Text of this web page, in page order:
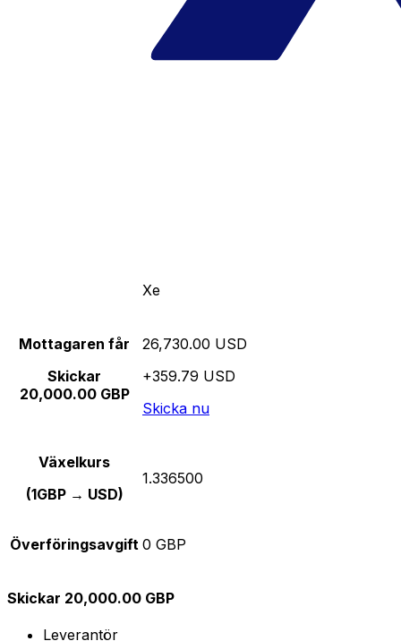
Xe
Mottagaren får
Skickar
20,000.00 GBP
26,730.00 USD
+359.79 USD
Skicka nu
Växelkurs
(1GBP → USD)
1.336500
Överföringsavgift 0 GBP
Skickar 20,000.00 GBP
Leverantör